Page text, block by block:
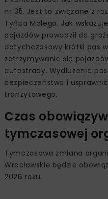
nr 35. Jest to związane z
Tyńca Małego. Jak
pojazdów prowadził do
dotychczasowy krótki pas
zatrzymywanie się
autostrady. Wydłużenie
bezpieczeństwo i
tranzytowego.
Czas
tymczasowej
Tymczasowa zmiana
Wrocławskie będzie
2026 roku.